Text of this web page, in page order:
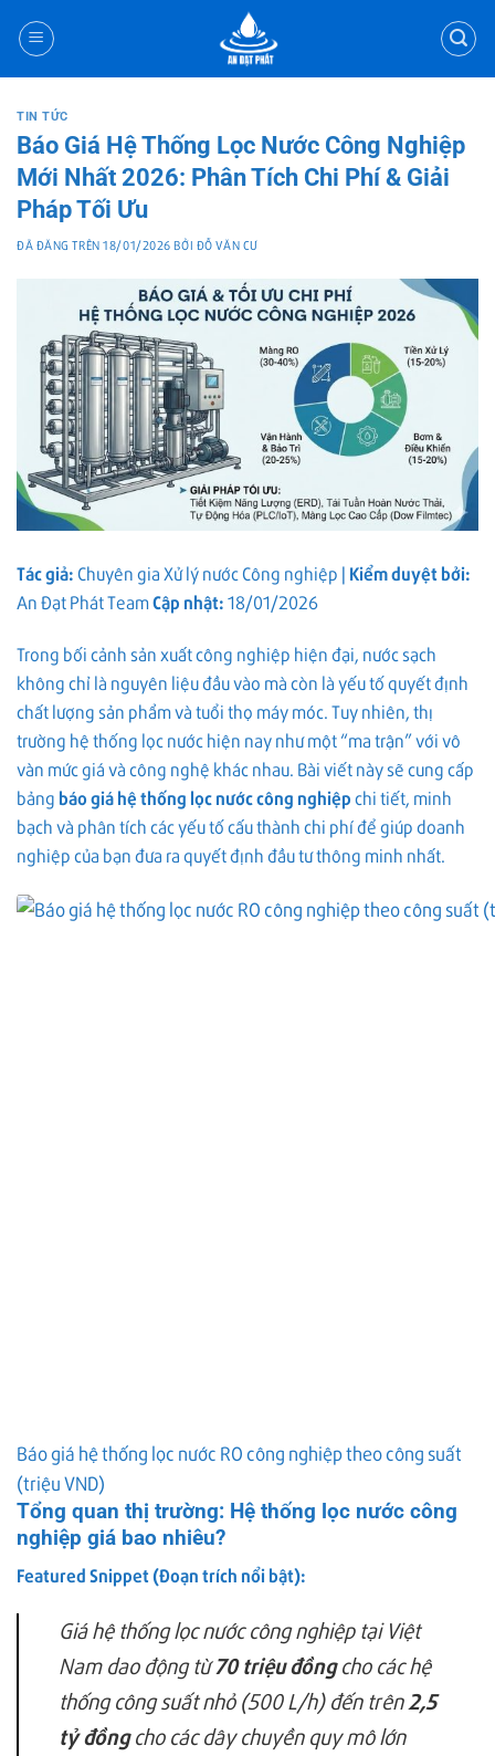
đến
TIN TỨC
Báo Giá Hệ Thống Lọc Nước Công Nghiệp
Mới Nhất 2026: Phân Tích Chi Phí & Giải
Pháp Tối Ưu
ĐÃ ĐĂNG TRÊN18/01/2026 BỞI ĐỖ VĂN CƯ
Tác giả: Chuyên gia Xử lý nước Công nghiệp | Kiểm duyệt bởi:
An Đạt Phát TeamCập nhật:18/01/2026
Trong bối cảnh sản xuất công nghiệp hiện đại, nước sạch
không chỉ là nguyên liệu đầu vào mà còn là yếu tố quyết định
chất lượng sản phẩm và tuổi thọ máy móc. Tuy nhiên, thị
trường hệ thống lọc nước hiện nay như một “ma trận” với vô
vàn mức giá và công nghệ khác nhau. Bài viết này sẽ cung cấp
bảng báo giá hệ thống lọc nước công nghiệpchi tiết, minh
bạch và phân tích các yếu tố cấu thành chi phí để giúp doanh
nghiệp của bạn đưa ra quyết định đầu tư thông minh nhất.
Báo giá hệ thống lọc nước RO công nghiệp theo công suất
(triệu VND)
Tổng quan thị trường: Hệ thống lọc nước công
nghiệp giá bao nhiêu?
Featured Snippet (Đoạn trích nổi bật):
Giá hệ thống lọc nước công nghiệp tại Việt
Nam dao động từ70 triệu đồngcho các hệ
thống công suất nhỏ (500 L/h) đến trên2,5
tỷ đồngcho các dây chuyền quy mô lớn